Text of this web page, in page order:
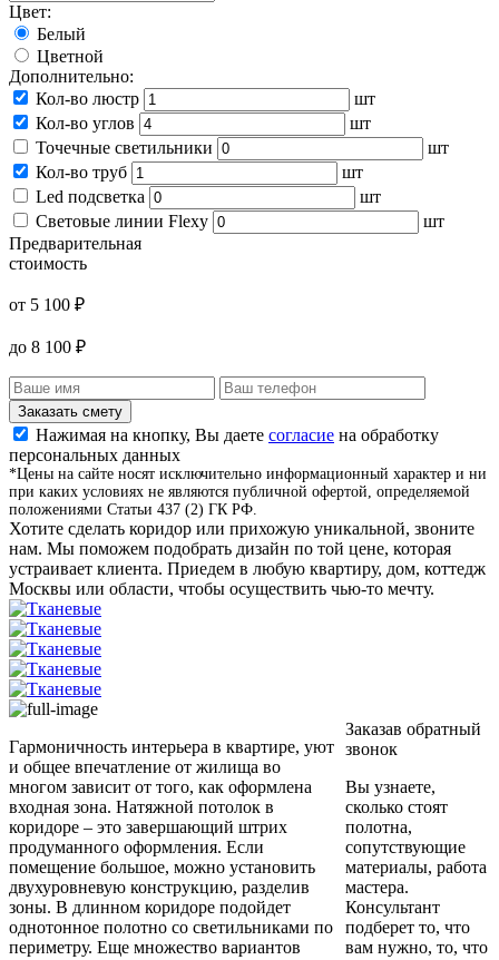
Цвет:
Белый
Цветной
Дополнительно:
Кол-во люстр
шт
Кол-во углов
шт
Точечные светильники
шт
Кол-во труб
шт
Led подсветка
шт
Световые линии Flexy
шт
Предварительная
стоимость
от 5 100 ₽
до 8 100 ₽
Заказать смету
Нажимая на кнопку, Вы даете согласие на обработку
персональных данных
*Цены на сайте носят исключительно информационный характер и ни
при каких условиях не являются публичной офертой, определяемой
положениями Статьи 437 (2) ГК РФ.
Хотите сделать коридор или прихожую уникальной, звоните
нам. Мы поможем подобрать дизайн по той цене, которая
устраивает клиента. Приедем в любую квартиру, дом, коттедж
Москвы или области, чтобы осуществить чью-то мечту.
Гармоничность интерьера в квартире, уют
и общее впечатление от жилища во
многом зависит от того, как оформлена
входная зона. Натяжной потолок в
коридоре – это завершающий штрих
продуманного оформления. Если
помещение большое, можно установить
двухуровневую конструкцию, разделив
зоны. В длинном коридоре подойдет
однотонное полотно со светильниками по
периметру. Еще множество вариантов
Заказав обратный
звонок
Вы узнаете,
сколько стоят
полотна,
сопутствующие
материалы, работа
мастера.
Консультант
подберет то, что
вам нужно, то, что